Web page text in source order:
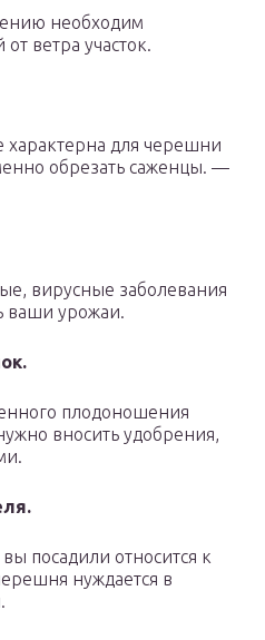
необходим
ветра участок.
характерна для черешни
обрезать саженцы. —
вирусные заболевания
ваши урожаи.
плодоношения
вносить удобрения,
посадили относится к
нуждается в